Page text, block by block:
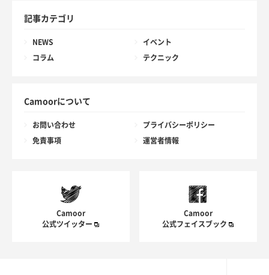
記事カテゴリ
NEWS イベント
コラム テクニック
Camoorについて
お問い合わせ プライバシーポリシー
免責事項 運営者情報
Camoor
公式ツイッター
Camoor
公式フェイスブック